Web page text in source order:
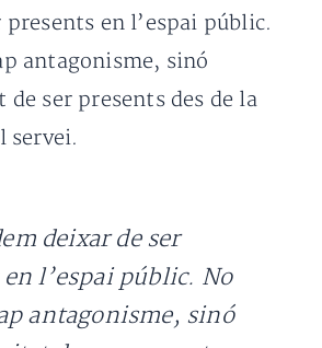
presents en l’espai públic.
antagonisme, sinó
ser presents des de la
servei.
deixar de ser
l’espai públic. No
antagonisme, sinó